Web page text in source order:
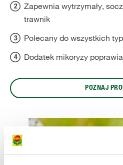
Zapewnia wytrzymały,
trawnik
Polecany do wszystkich
Dodatek mikoryzy
POZNAJ